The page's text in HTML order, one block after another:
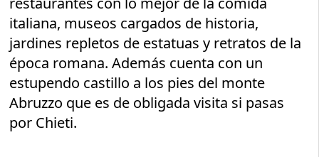
italiana, museos cargados de historia,
jardines repletos de estatuas y retratos de la
época romana. Además cuenta con un
estupendo castillo a los pies del monte
Abruzzo que es de obligada visita si pasas
por Chieti.